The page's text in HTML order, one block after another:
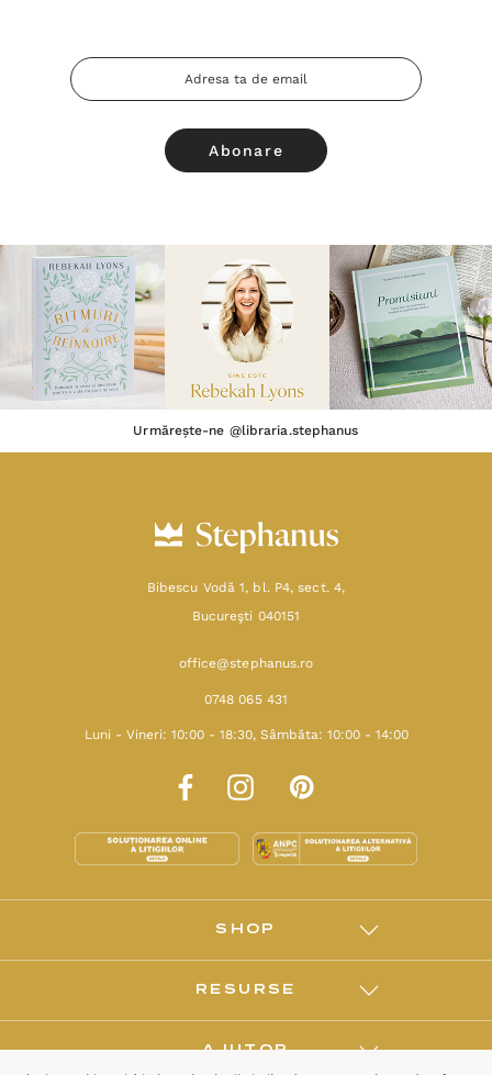
Adresa
Email
Urmărește-ne @libraria.stephanus
Bibescu Vodă 1, bl. P4, sect. 4,
Bucureşti 040151
office@stephanus.ro
0748 065 431
Luni - Vineri: 10:00 - 18:30, Sâmbăta: 10:00 - 14:00
SHOP
RESURSE
AJUTOR